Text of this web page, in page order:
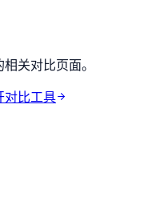
关对比页面。
对比工具